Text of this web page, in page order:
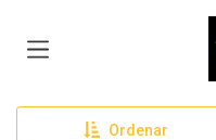
Ordenar